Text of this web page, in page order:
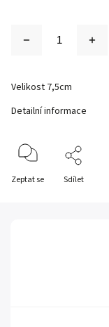
Velikost 7,5cm
Detailní informace
Zeptat se Sdílet